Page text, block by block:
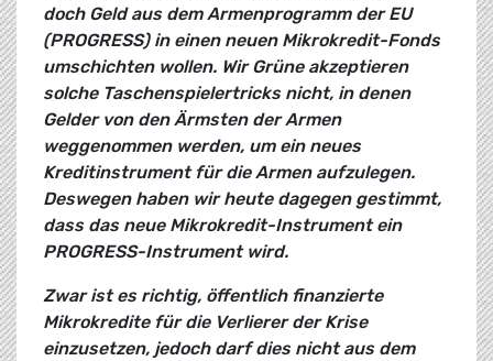
doch Geld aus dem Armenprogramm der EU
(PROGRESS) in einen neuen Mikrokredit-Fonds
umschichten wollen. Wir Grüne akzeptieren
solche Taschenspielertricks nicht, in denen
Gelder von den Ärmsten der Armen
weggenommen werden, um ein neues
Kreditinstrument für die Armen aufzulegen.
Deswegen haben wir heute dagegen gestimmt,
dass das neue Mikrokredit-Instrument ein
PROGRESS-Instrument wird.
Zwar ist es richtig, öffentlich finanzierte
Mikrokredite für die Verlierer der Krise
einzusetzen, jedoch darf dies nicht aus dem